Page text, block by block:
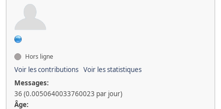
Hors ligne
Voir les contributions Voir les statistiques
Messages:
36 (0.0050640033760023 par jour)
Âge: